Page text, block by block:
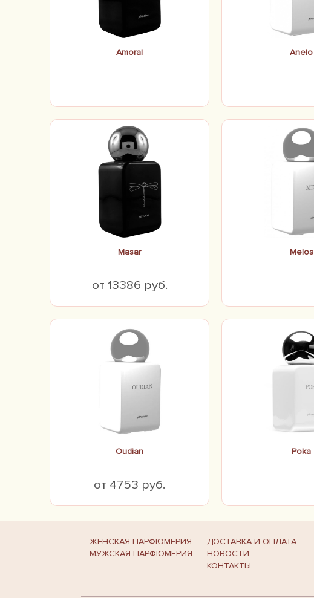
Amoral Anelo
Masar
от 13386 руб.
Melos
Oudian
от 4753 руб.
Poka
ЖЕНСКАЯ ПАРФЮМЕРИЯ
МУЖСКАЯ ПАРФЮМЕРИЯ
ДОСТАВКА И ОПЛАТА
НОВОСТИ
КОНТАКТЫ